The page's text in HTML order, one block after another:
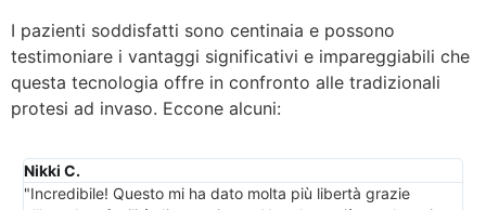
I pazienti soddisfatti sono centinaia e possono
testimoniare i vantaggi significativi e impareggiabili che
questa tecnologia offre in confronto alle tradizionali
protesi ad invaso. Eccone alcuni:
Nikki C.
"Incredibile! Questo mi ha dato molta più libertà grazie